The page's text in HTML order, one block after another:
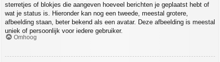
sterretjes of blokjes die aangeven hoeveel berichten je geplaatst hebt of
wat je status is. Hieronder kan nog een tweede, meestal grotere,
afbeelding staan, beter bekend als een avatar. Deze afbeelding is meestal
uniek of persoonlijk voor iedere gebruiker.
Omhoog